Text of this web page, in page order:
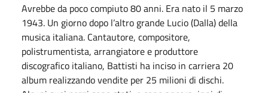
Avrebbe da poco compiuto 80 anni. Era nato il 5 marzo
1943. Un giorno dopo l’altro grande Lucio (Dalla) della
musica italiana. Cantautore, compositore,
polistrumentista, arrangiatore e produttore
discografico italiano, Battisti ha inciso in carriera 20
album realizzando vendite per 25 milioni di dischi.